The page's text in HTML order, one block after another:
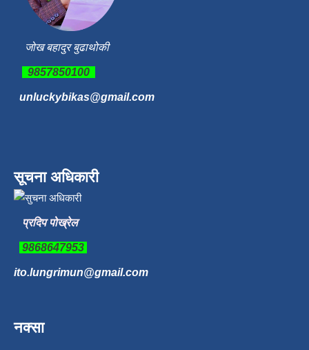
जोख बहादुर बुढाथोकी
9857850100
unluckybikas@gmail.com
सूचना अधिकारी
प्रदिप पोख्रेल
9868647953
ito.lungrimun@gmail.com
नक्सा